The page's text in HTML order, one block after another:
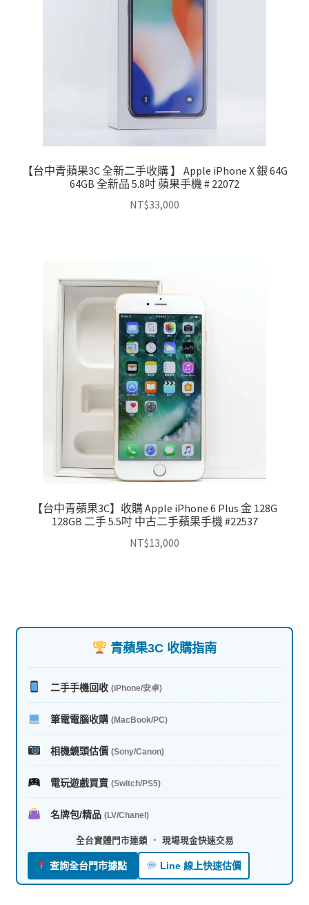
【台中青蘋果3C 全新二手收購 】 Apple iPhone X 銀 64G
64GB 全新品 5.8吋 蘋果手機 # 22072
NT$33,000
【台中青蘋果3C】收購 Apple iPhone 6 Plus 金 128G
128GB 二手 5.5吋 中古二手蘋果手機 #22537
NT$13,000
青蘋果3C 收購指南
二手手機回收 (iPhone/安卓)
筆電電腦收購 (MacBook/PC)
相機鏡頭估價 (Sony/Canon)
電玩遊戲買賣 (Switch/PS5)
名牌包/精品 (LV/Chanel)
全台實體門市連鎖 ． 現場現金快速交易
查詢全台門市據點 Line 線上快速估價